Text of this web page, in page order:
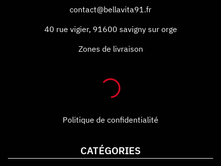
contact@bellavita91.fr
40 rue vigier, 91600 savigny sur orge
Zones de livraison
Politique de confidentialité
CATÉGORIES